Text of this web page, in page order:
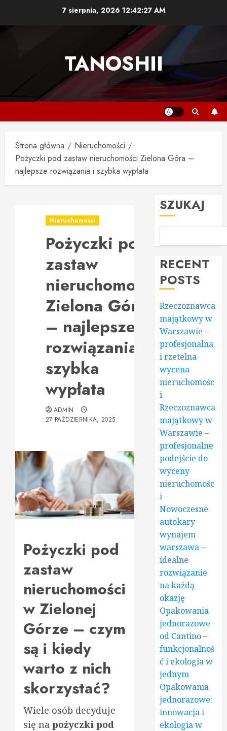
7 sierpnia, 2026 12:42:28 AM
TANOSHII
Strona główna
Nieruchomości
Pożyczki pod zastaw nieruchomości Zielona Góra –
najlepsze rozwiązania i szybka wypłata
Nieruchomości
Pożyczki pod
zastaw
nieruchomości
Zielona Góra
– najlepsze
rozwiązania i
szybka
wypłata
ADMIN
27 PAŹDZIERNIKA, 2025
Pożyczki pod
zastaw
nieruchomości
w Zielonej
Górze – czym
są i kiedy
warto z nich
skorzystać?
Wiele osób decyduje
się na pożyczki pod
SZUKAJ
RECENT
POSTS
Rzeczoznawca
majątkowy w
Warszawie –
profesjonalna
i rzetelna
wycena
nieruchomośc
i
Rzeczoznawca
majątkowy w
Warszawie –
profesjonalne
podejście do
wyceny
nieruchomośc
i
Nowoczesne
autokary
wynajem
warszawa –
idealne
rozwiązanie
na każdą
okazję
Opakowania
jednorazowe
od Cantino –
funkcjonalnoś
ć i ekologia w
jednym
Opakowania
jednorazowe:
innowacja i
ekologia w